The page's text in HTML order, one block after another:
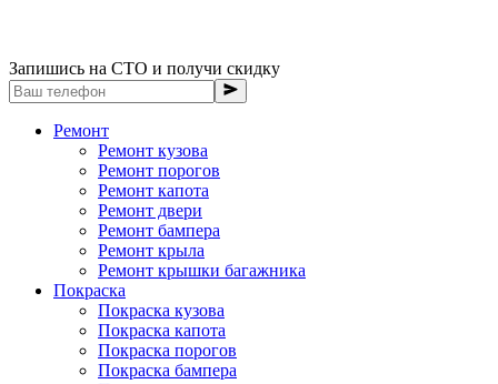
Запишись на СТО и получи скидку
Ремонт
Ремонт кузова
Ремонт порогов
Ремонт капота
Ремонт двери
Ремонт бампера
Ремонт крыла
Ремонт крышки багажника
Покраска
Покраска кузова
Покраска капота
Покраска порогов
Покраска бампера